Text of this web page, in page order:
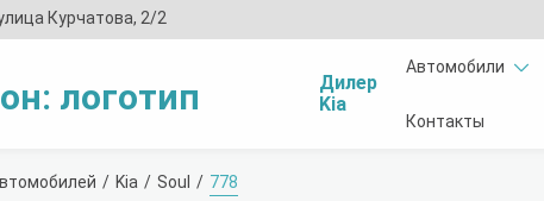
Курчатова, 2/2
Дилер
Kia
Автомобили
Контакты
Kia Soul 778